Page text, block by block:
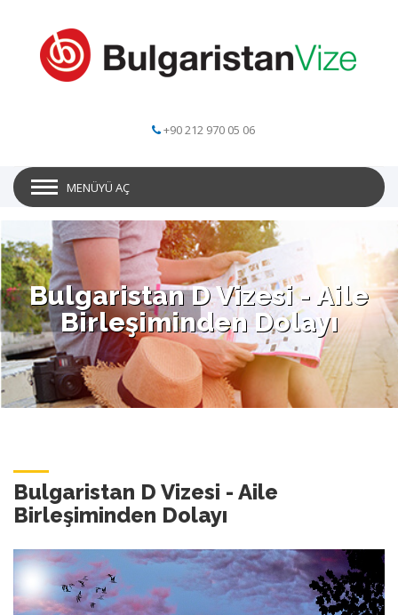
+90 212 970 05 06
MENÜYÜ AÇ
Bulgaristan D Vizesi - Aile
Birleşiminden Dolayı
Bulgaristan D Vizesi - Aile
Birleşiminden Dolayı